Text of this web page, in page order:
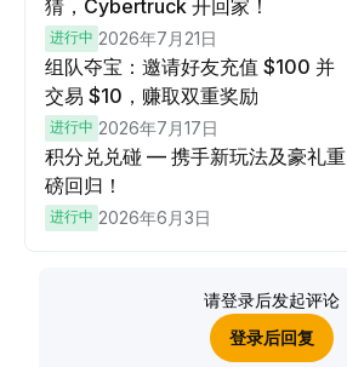
猜，Cybertruck 开回家！
进行中 2026年7月21日
组队夺宝：邀请好友充值 $100 并
交易 $10，赚取双重奖励
进行中 2026年7月17日
积分兑兑碰 — 携手新玩法及豪礼重
磅回归！
进行中 2026年6月3日
请登录后发起评论
登录后回复